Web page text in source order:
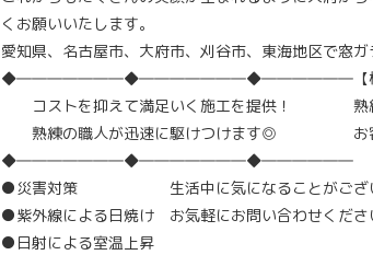
くお願いいたします。
愛知県、名古屋市、大府市、刈谷市、東海地区で窓
◆―――――――◆―――――――◆――――――
コストを抑えて満足いく施工を提供！
熟練の職人が迅速に駆けつけます◎
◆―――――――◆―――――――◆――――――
熟
お
●災害対策
●紫外線による日焼け
●日射による室温上昇
生活中に気になることがござ
お気軽にお問い合わせくださ